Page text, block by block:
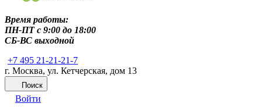
Время работы:
ПН-ПТ c 9:00 до 18:00
СБ-ВС выходной
+7 495 21-21-21-7
г. Москва, ул. Кетчерская, дом 13
Поиск
Войти